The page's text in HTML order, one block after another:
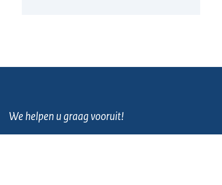
We helpen u graag vooruit!